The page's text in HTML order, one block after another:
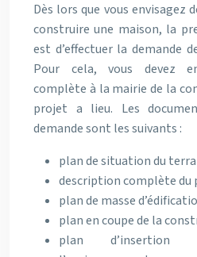
Dès lors que vous envisagez
construire une maison, la
est d’effectuer la demande
Pour cela, vous devez
complète à la mairie de la
projet a lieu. Les
demande sont les suivants :
plan de situation du
description complète du
plan de masse
plan en coupe de la
plan